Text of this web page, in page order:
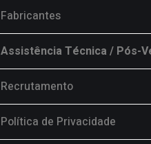
Fabricantes
Assistência Técnica / Pós-
Recrutamento
Política de Privacidade